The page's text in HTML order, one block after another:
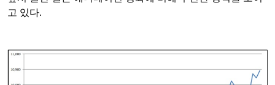
고 있다.